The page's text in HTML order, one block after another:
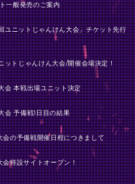
一般発売のご案内
ユニットじゃんけん大会」チケット先行
ットじゃんけん大会/開催会場決定！
会 本戦出場ユニット決定
会 予備戦1日目の結果
の予備戦開催日程につきまして
会特設サイトオープン！